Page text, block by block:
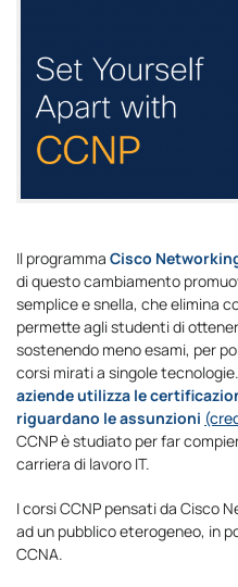
Il programma Cisco
di questo cambiamento
semplice e snella, che elimina
permette agli studenti di
sostenendo meno esami, per
corsi mirati a singole
aziende utilizza le
riguardano le assunzioni
CCNP è studiato per far
carriera di lavoro IT.
I corsi CCNP pensati da Cisco
ad un pubblico eterogeneo, in
CCNA.